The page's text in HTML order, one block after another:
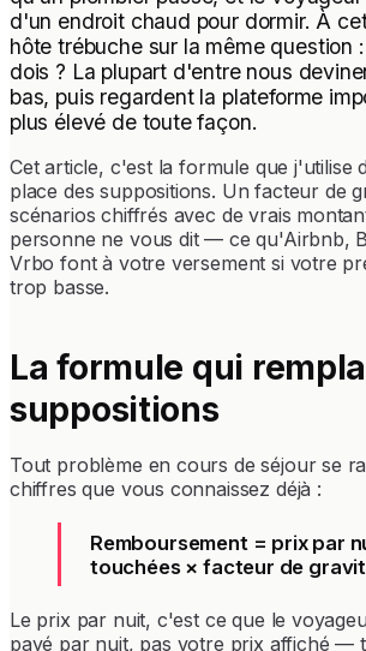
d'un endroit chaud pour dormir. À
hôte trébuche sur la même question
dois ? La plupart d'entre nous
bas, puis regardent la plateforme
plus élevé de toute façon.
Cet article, c'est la formule que j'utilise
place des suppositions. Un facteur de
scénarios chiffrés avec de vrais
personne ne vous dit — ce qu'Airbnb,
Vrbo font à votre versement si votre
trop basse.
La formule qui
suppositions
Tout problème en cours de séjour se
chiffres que vous connaissez déjà :
Remboursement = prix par
touchées × facteur de
Le prix par nuit, c'est ce que le
payé par nuit, pas votre prix affiché —